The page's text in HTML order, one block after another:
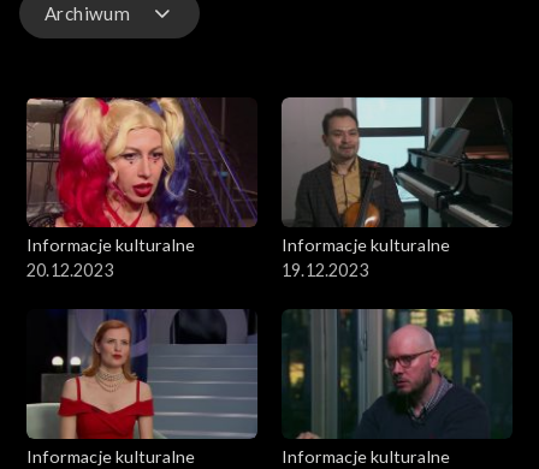
Archiwum
Archiwum
Informacje kulturalne
20.12.2023
Informacje kulturalne
19.12.2023
Informacje kulturalne
Informacje kulturalne